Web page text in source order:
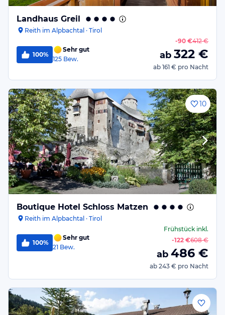
Landhaus Greil
Reith im Alpbachtal · Tirol
100%
Sehr gut
125 Bew.
-90 €412 €
ab 322 €
ab 161 € pro Nacht
10
Boutique Hotel Schloss Matzen
Reith im Alpbachtal · Tirol
100%
Sehr gut
21 Bew.
Frühstückinkl.
-122 €608 €
ab 486 €
ab 243 € pro Nacht